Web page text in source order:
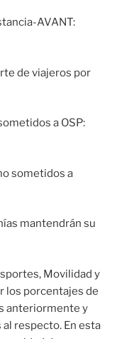
AVANT:
de viajeros por
a OSP:
sometidos a
mantendrán su
Movilidad y
los porcentajes de
anteriormente y
respecto. En esta